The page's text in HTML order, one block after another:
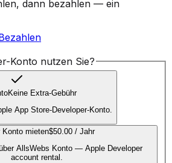
dann bezahlen — ein
Konto nutzen Sie?
Keine Extra-Gebühr
App Store-Developer-Konto.
Konto mieten$50.00 / Jahr
AllsWebs Konto — Apple Developer
account rental.